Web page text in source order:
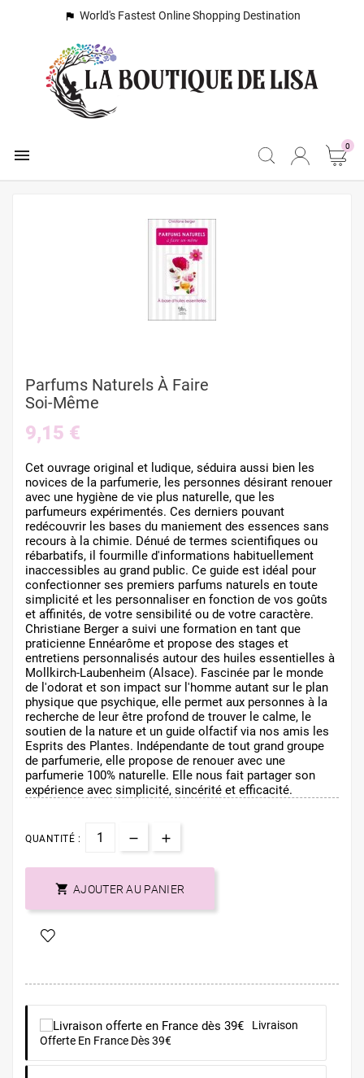
 World's Fastest Online Shopping Destination
 0
Parfums Naturels À Faire
Soi-Même
9,15 €
Cet ouvrage original et ludique, séduira aussi bien les
novices de la parfumerie, les personnes désirant renouer
avec une hygiène de vie plus naturelle, que les
parfumeurs expérimentés. Ces derniers pouvant
redécouvrir les bases du maniement des essences sans
recours à la chimie. Dénué de termes scientifiques ou
rébarbatifs, il fourmille d'informations habituellement
inaccessibles au grand public. Ce guide est idéal pour
confectionner ses premiers parfums naturels en toute
simplicité et les personnaliser en fonction de vos goûts
et affinités, de votre sensibilité ou de votre caractère.
Christiane Berger a suivi une formation en tant que
praticienne Ennéarôme et propose des stages et
entretiens personnalisés autour des huiles essentielles à
Mollkirch-Laubenheim (Alsace). Fascinée par le monde
de l'odorat et son impact sur l'homme autant sur le plan
physique que psychique, elle permet aux personnes à la
recherche de leur être profond de trouver le calme, le
soutien de la nature et un guide olfactif via nos amis les
Esprits des Plantes. Indépendante de tout grand groupe
de parfumerie, elle propose de renouer avec une
parfumerie 100% naturelle. Elle nous fait partager son
expérience avec simplicité, sincérité et efficacité.
QUANTITÉ :
 AJOUTER AU PANIER
Livraison
Offerte En France Dès 39€